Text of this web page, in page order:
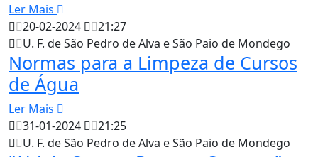
Ler Mais
20-02-2024
21:27
U. F. de São Pedro de Alva e São Paio de Mondego
Normas para a Limpeza de Cursos
de Água
Ler Mais
31-01-2024
21:25
U. F. de São Pedro de Alva e São Paio de Mondego